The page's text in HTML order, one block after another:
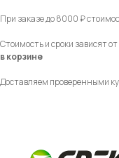
При заказе до 8000 ₽
Стоимость и сроки зависят
в корзине
Доставляем проверенными